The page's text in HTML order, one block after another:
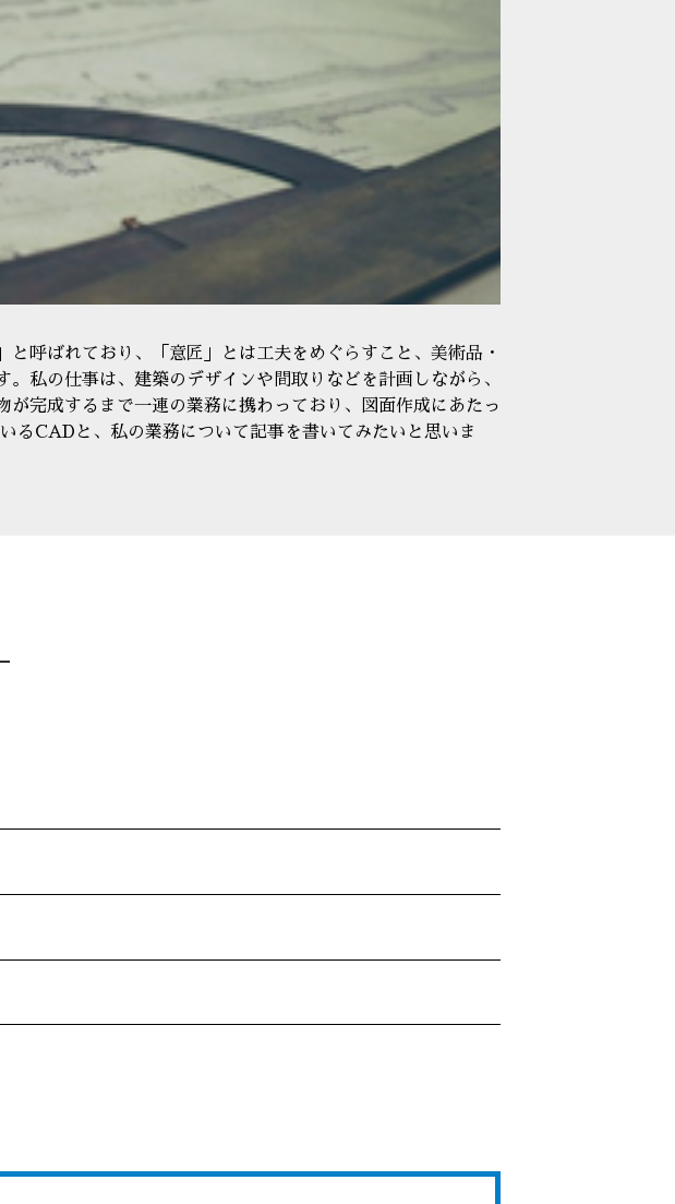
呼ばれており、「意匠」とは工夫をめぐらすこと、美術品・
私の仕事は、建築のデザインや間取りなどを計画しながら、
完成するまで一連の業務に携わっており、図面作成にあたっ
るCADと、私の業務について記事を書いてみたいと思いま